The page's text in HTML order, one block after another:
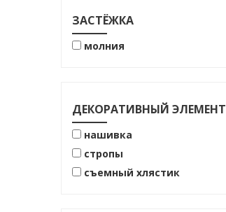
ЗАСТЁЖКА
молния
ДЕКОРАТИВНЫЙ ЭЛЕМЕНТ
нашивка
стропы
съемный хлястик